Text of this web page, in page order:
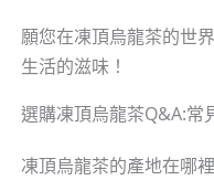
願您在凍頂烏龍茶的世
生活的滋味！
選購凍頂烏龍茶Q&A:常
凍頂烏龍茶的產地在哪